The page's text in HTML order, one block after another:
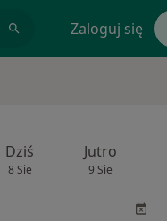
Zaloguj się
Dziś
8 Sie
Jutro
9 Sie